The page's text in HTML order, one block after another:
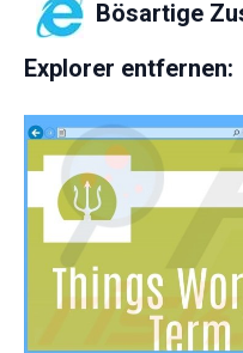
Bösartige
Explorer entfernen: